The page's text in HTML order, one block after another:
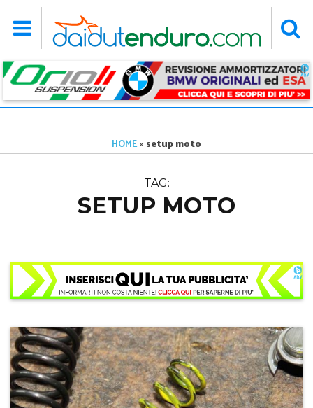
HOME» setup moto
TAG:
SETUP MOTO